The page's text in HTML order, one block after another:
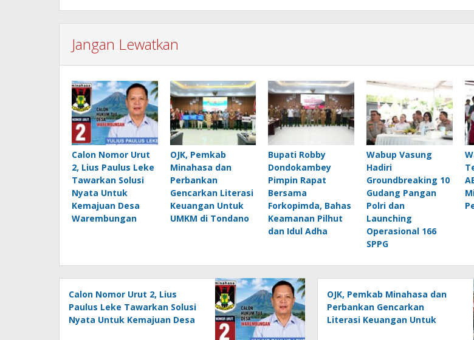
Jangan Lewatkan
Calon Nomor Urut
2, Lius Paulus Leke
Tawarkan Solusi
Nyata Untuk
Kemajuan Desa
Warembungan
OJK, Pemkab
Minahasa dan
Perbankan
Gencarkan Literasi
Keuangan Untuk
UMKM di Tondano
Bupati Robby
Dondokambey
Pimpin Rapat
Bersama
Forkopimda, Bahas
Keamanan Pilhut
dan Idul Adha
Wabup Vasung
Hadiri
Groundbreaking 10
Gudang Pangan
Polri dan
Launching
Operasional 166
SPPG
Calon Nomor Urut 2, Lius
Paulus Leke Tawarkan Solusi
Nyata Untuk Kemajuan Desa
OJK, Pemkab Minahasa dan
Perbankan Gencarkan
Literasi Keuangan Untuk